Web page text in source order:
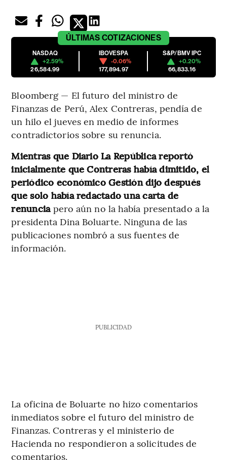
ÚLTIMAS COTIZACIONES
NASDAQ
+2.59%
26,584.99
IBOVESPA
-0.06%
177,894.97
S&P/BMV IPC
+0.20%
66,833.16
Bloomberg — El futuro del ministro de
Finanzas de Perú, Alex Contreras, pendía de
un hilo el jueves en medio de informes
contradictorios sobre su renuncia.
Mientras que Diario La República reportó
inicialmente que Contreras había dimitido, el
periódico económico Gestión dijo después
que solo había redactado una carta de
renuncia pero aún no la había presentado a la
presidenta Dina Boluarte. Ninguna de las
publicaciones nombró a sus fuentes de
información.
PUBLICIDAD
La oficina de Boluarte no hizo comentarios
inmediatos sobre el futuro del ministro de
Finanzas. Contreras y el ministerio de
Hacienda no respondieron a solicitudes de
comentarios.